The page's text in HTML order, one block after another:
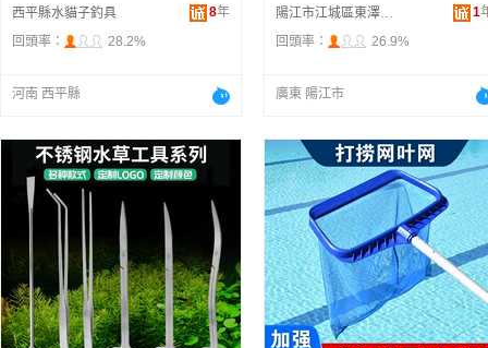
西平縣水貓子釣具
8年
回頭率：
28.2%
河南 西平縣
陽江市江城區東澤五金制品廠
1
回頭率：
26.9%
廣東 陽江市